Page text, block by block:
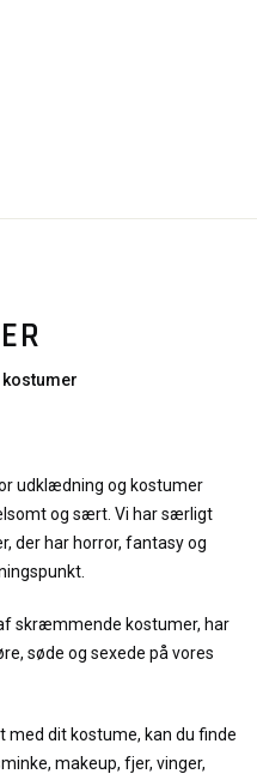
udklædning og kostumer
og sært. Vi har særligt
der har horror, fantasy og
skræmmende kostumer, har
søde og sexede på vores
med dit kostume, kan du finde
makeup, fjer, vinger,